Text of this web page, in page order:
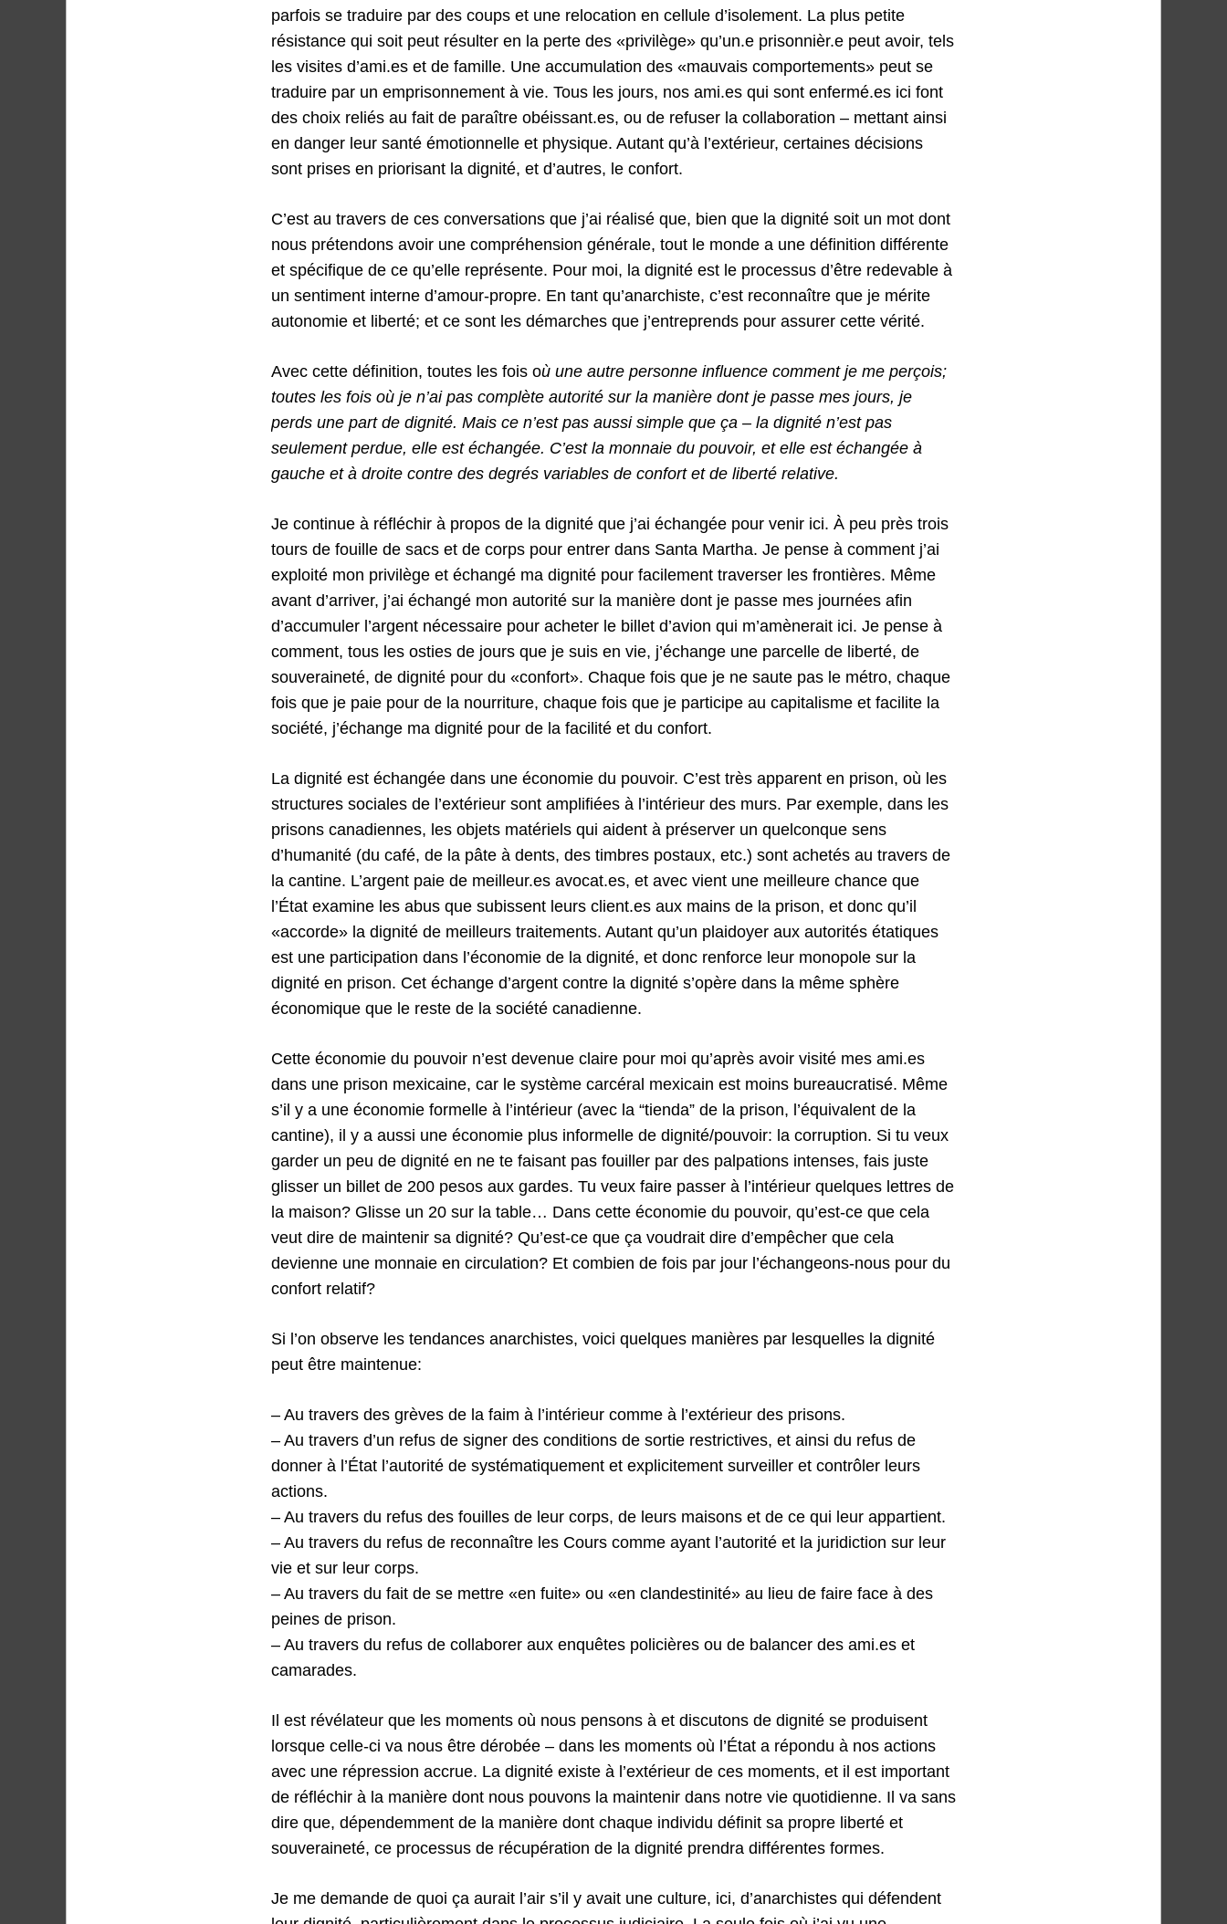
parfois se traduire par des coups et une relocation en cellule d’isolement. La plus petite
résistance qui soit peut résulter en la perte des «privilège» qu’un.e prisonnièr.e peut avoir, tels
les visites d’ami.es et de famille. Une accumulation des «mauvais comportements» peut se
traduire par un emprisonnement à vie. Tous les jours, nos ami.es qui sont enfermé.es ici font
des choix reliés au fait de paraître obéissant.es, ou de refuser la collaboration – mettant ainsi
en danger leur santé émotionnelle et physique. Autant qu’à l’extérieur, certaines décisions
sont prises en priorisant la dignité, et d’autres, le confort.
C’est au travers de ces conversations que j’ai réalisé que, bien que la dignité soit un mot dont
nous prétendons avoir une compréhension générale, tout le monde a une définition différente
et spécifique de ce qu’elle représente. Pour moi, la dignité est le processus d’être redevable à
un sentiment interne d’amour-propre. En tant qu’anarchiste, c’est reconnaître que je mérite
autonomie et liberté; et ce sont les démarches que j’entreprends pour assurer cette vérité.
Avec cette définition, toutes les fois où une autre personne influence comment je me perçois;
toutes les fois où je n’ai pas complète autorité sur la manière dont je passe mes jours, je
perds une part de dignité. Mais ce n’est pas aussi simple que ça – la dignité n’est pas
seulement perdue, elle est échangée. C’est la monnaie du pouvoir, et elle est échangée à
gauche età droite contre des degrés variables de confort et de liberté relative.
Je continue à réfléchir à propos de la dignité que j’ai échangée pour venir ici. À peu près trois
tours de fouille de sacs et de corps pour entrer dans Santa Martha. Je pense à comment j’ai
exploité mon privilège et échangé ma dignité pour facilement traverser les frontières. Même
avant d’arriver, j’ai échangé mon autorité sur la manière dont je passe mes journées afin
d’accumuler l’argent nécessaire pour acheter le billet d’avion qui m’amènerait ici. Je pense à
comment, tous les osties de jours que je suis en vie, j’échange une parcelle de liberté, de
souveraineté, de dignité pour du «confort». Chaque fois que je ne saute pas le métro, chaque
fois que je paie pour de la nourriture, chaque fois que je participe au capitalisme et facilite la
société, j’échange ma dignité pour de la facilité et du confort.
La dignité est échangée dans une économie du pouvoir. C’est très apparent en prison, où les
structures sociales de l’extérieur sont amplifiées à l’intérieur des murs. Par exemple, dans les
prisons canadiennes, les objets matériels qui aident à préserver un quelconque sens
d’humanité (du café, de la pâte à dents, des timbres postaux, etc.) sont achetés au travers de
la cantine. L’argent paie de meilleur.es avocat.es, et avec vient une meilleure chance que
l’État examine les abus que subissent leurs client.es aux mains de la prison, et donc qu’il
«accorde» la dignité de meilleurs traitements. Autant qu’un plaidoyer aux autorités étatiques
est une participation dans l’économie de la dignité, et donc renforce leur monopole sur la
dignité en prison. Cet échange d’argent contre la dignité s’opère dans la même sphère
économique que le reste de la société canadienne.
Cette économie du pouvoir n’est devenue claire pour moi qu’après avoir visité mes ami.es
dans une prison mexicaine, car le système carcéral mexicain est moins bureaucratisé. Même
s’il y a une économie formelle à l’intérieur (avec la “tienda” de la prison, l’équivalent de la
cantine), il y a aussi une économie plus informelle de dignité/pouvoir: la corruption. Si tu veux
garder un peu de dignité en ne te faisant pas fouiller par des palpations intenses, fais juste
glisser un billet de 200 pesos aux gardes. Tu veux faire passer à l’intérieur quelques lettres de
la maison? Glisse un 20 sur la table… Dans cette économie du pouvoir, qu’est-ce que cela
veut dire de maintenir sa dignité? Qu’est-ce que ça voudrait dire d’empêcher que cela
devienne une monnaie en circulation? Et combien de fois par jour l’échangeons-nous pour du
confort relatif?
Si l’on observe les tendances anarchistes, voici quelques manières par lesquelles la dignité
peut être maintenue:
– Au travers des grèves de la faim à l’intérieur comme à l’extérieur des prisons.
– Au travers d’un refus de signer des conditions de sortie restrictives, et ainsi du refus de
donner à l’État l’autorité de systématiquement et explicitement surveiller et contrôler leurs
actions.
– Au travers du refus des fouilles de leur corps, de leurs maisons et de ce qui leur appartient.
– Au travers du refus de reconnaître les Cours comme ayant l’autorité et la juridiction sur leur
vie et sur leur corps.
– Au travers du fait de se mettre «en fuite» ou «en clandestinité» au lieu de faire face à des
peines de prison.
– Au travers du refus de collaborer aux enquêtes policières ou de balancer des ami.es et
camarades.
Il est révélateur que les moments où nous pensons à et discutons de dignité se produisent
lorsque celle-ci va nous être dérobée – dans les moments où l’État a répondu à nos actions
avec une répression accrue. La dignité existe à l’extérieur de ces moments, et il est important
de réfléchir à la manière dont nous pouvons la maintenir dans notre vie quotidienne. Il va sans
dire que, dépendemment de la manière dont chaque individu définit sa propre liberté et
souveraineté, ce processus de récupération de la dignité prendra différentes formes.
Je me demande de quoi ça aurait l’air s’il y avait une culture, ici, d’anarchistes qui défendent